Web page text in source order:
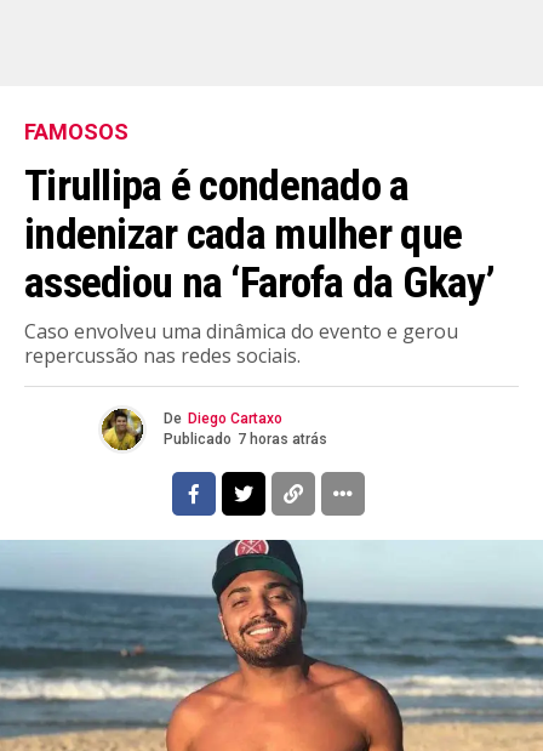
FAMOSOS
Tirullipa é condenado a
indenizar cada mulher que
assediou na ‘Farofa da Gkay’
Caso envolveu uma dinâmica do evento e gerou
repercussão nas redes sociais.
De Diego Cartaxo
Publicado 7 horas atrás